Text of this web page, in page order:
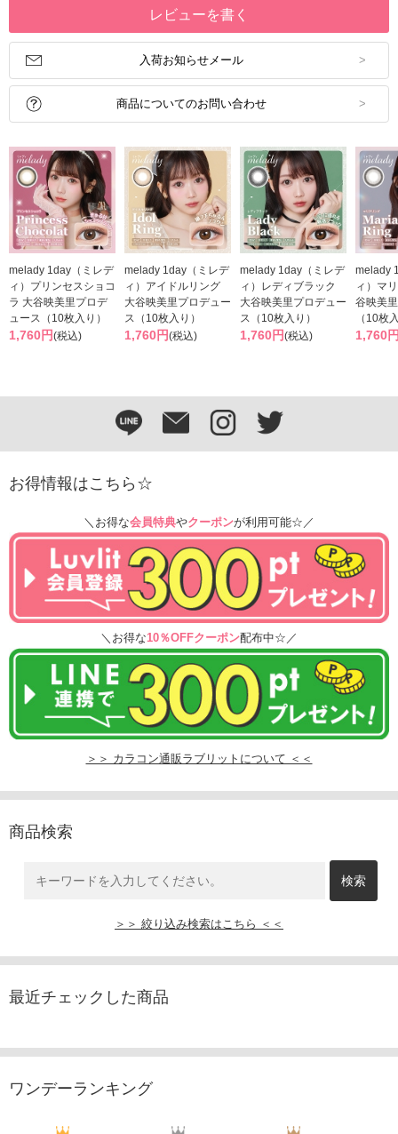
レビューを書く
入荷お知らせメール
商品についてのお問い合わせ
melady 1day（ミレデ
ィ）プリンセスショコ
ラ 大谷映美里プロデ
ュース（10枚入り）
1,760円(税込)
melady 1day（ミレデ
ィ）アイドルリング
大谷映美里プロデュー
ス（10枚入り）
1,760円(税込)
melady 1day（ミレデ
ィ）レディブラック
大谷映美里プロデュー
ス（10枚入り）
1,760円(税込)
melady
ィ）マ
谷映美
（10枚
1,760
お得情報はこちら☆
＼お得な会員特典やクーポンが利用可能☆／
＼お得な10％OFFクーポン配布中☆／
＞＞ カラコン通販ラブリットについて ＜＜
商品検索
＞＞ 絞り込み検索はこちら ＜＜
最近チェックした商品
ワンデーランキング